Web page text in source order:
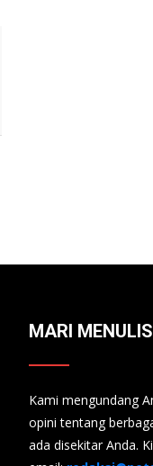
MARI MENULIS
Kami mengundang
opini tentang
ada disekitar Anda.